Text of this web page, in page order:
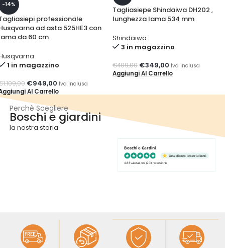
Tagliasiepe Shindaiwa DH202 ,
lunghezza lama 534 mm
Shindaiwa
3 in magazzino
€409,00 €349,00 Iva inclusa
Aggiungi Al Carrello
-14%
professionale
ad asta 525HE3 con
da 60 cm
1 in magazzino
1.109,00 €949,00 Iva inclusa
Al Carrello
Perchè Scegliere
Boschi e giardini
la nostra storia
Boschi e Gardini
Cosa dicono i nostri clienti
4.88 valutazione (203 recensioni)